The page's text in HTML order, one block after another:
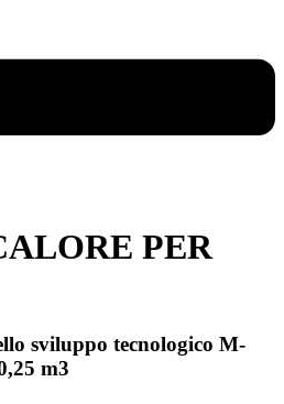
PER
sviluppo tecnologico M-
m3